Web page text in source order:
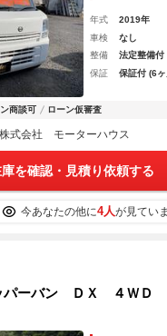
年式 2019年
車検
なし
整備
法定整備付
保証
保証付 (6
商談可 ローン仮審査
株式会社 モーターハウス
を確認・見積り依頼する
今あなたの他に4人が見てい
パーバン ＤＸ ４ＷＤ